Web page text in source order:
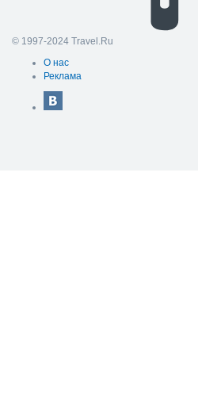
© 1997-2024 Travel.Ru
О нас
Реклама